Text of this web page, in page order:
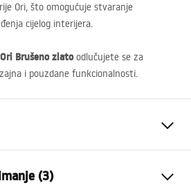
Ori, što omogućuje stvaranje
cijelog interijera.
Brušeno zlatoodlučujete se za
i pouzdane funkcionalnosti.
Metal
(3)